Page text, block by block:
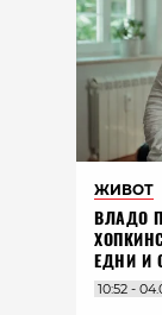
ЖИВОТ
ВЛАДO
ЕДНИ И
10:52 -